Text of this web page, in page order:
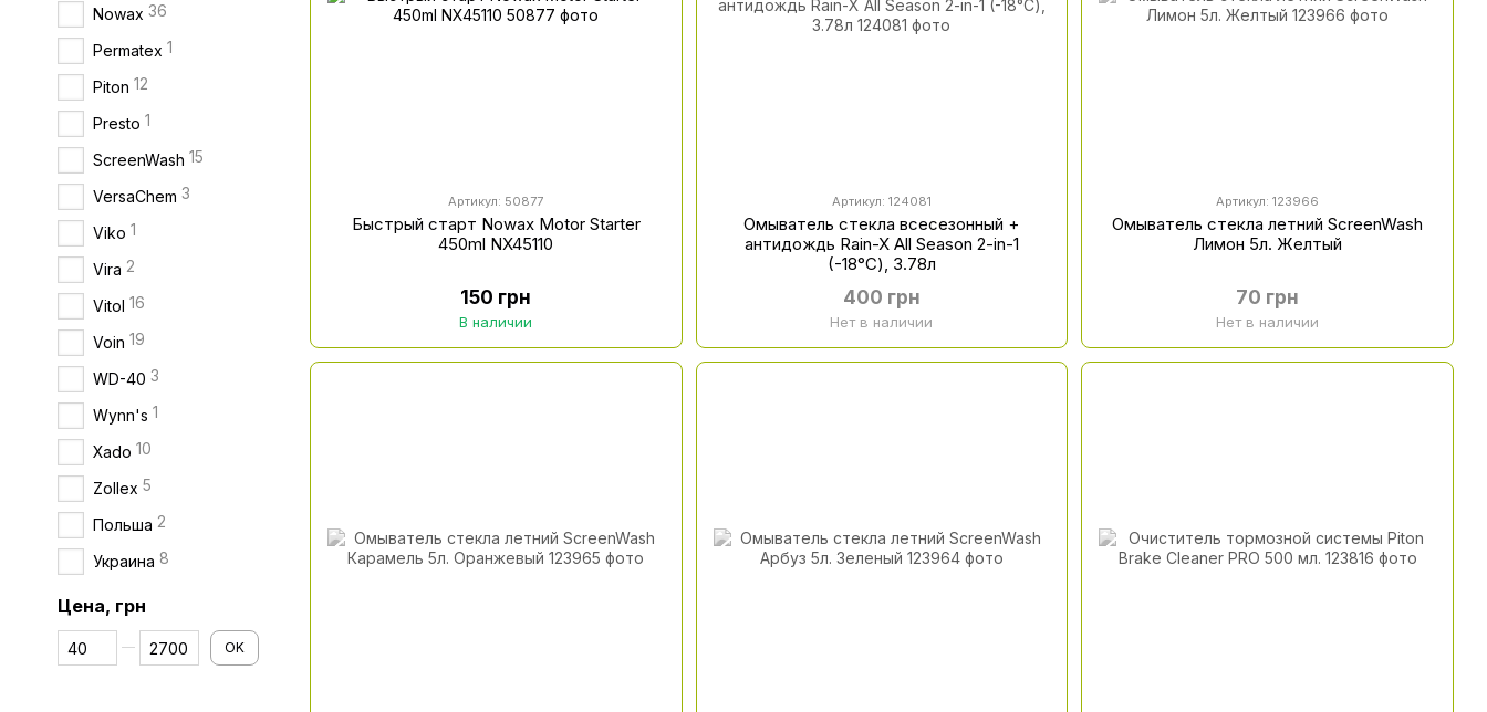
Артикул: 50877
Быстрый старт Nowax Motor Starter
450ml NX45110
150 грн
В наличии
Артикул: 124081
Омыватель стекла всесезонный +
антидождь Rain-X All Season 2-in-1
(-18°С), 3.78л
400 грн
Нет в наличии
Артикул: 123966
Омыватель стекла летний ScreenWash
Лимон 5л. Желтый
70 грн
Нет в наличии
Nowax 36
Permatex 1
Piton 12
Presto 1
ScreenWash 15
VersaChem 3
Viko 1
Vira 2
Vitol 16
Voin 19
WD-40 3
Wynn's 1
Xado 10
Zollex 5
Польша 2
Украина 8
Цена, грн
От Цена, грн
До Цена, грн OK